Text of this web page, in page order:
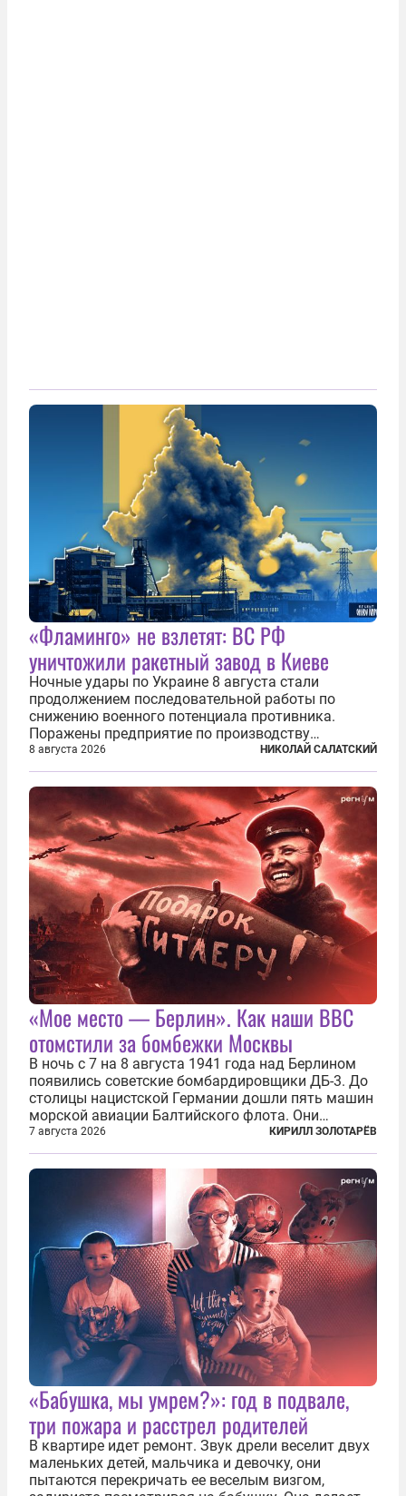
«Фламинго» не взлетят: ВС РФ
уничтожили ракетный завод в Киеве
Ночные удары по Украине 8 августа стали
продолжением последовательной работы по
снижению военного потенциала противника.
Поражены предприятие по производству
крылатых ракет, крупный склад топлива и два
сухогруза с военными грузами. Дополнительно
нанесены удары по объектам в ряде городов. В
Киеве...
8 августа 2026 НИКОЛАЙ САЛАТСКИЙ
«Мое место — Берлин». Как наши ВВС
отомстили за бомбежки Москвы
В ночь с 7 на 8 августа 1941 года над Берлином
появились советские бомбардировщики ДБ-3. До
столицы нацистской Германии дошли пять машин
морской авиации Балтийского флота. Они
сбросили бомбы на город, который в тот момент
жил в полной уверенности, что война идет где-то
далеко на востоке, Красная...
7 августа 2026 КИРИЛЛ ЗОЛОТАРЁВ
«Бабушка, мы умрем?»: год в подвале,
три пожара и расстрел родителей
В квартире идет ремонт. Звук дрели веселит двух
маленьких детей, мальчика и девочку, они
пытаются перекричать ее веселым визгом,